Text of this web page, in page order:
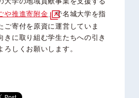
や推進寄附金 」で名城大学を指
ご寄付を原資に運営していま
きに取り組む学生たちへの引き
ろしくお願いします。